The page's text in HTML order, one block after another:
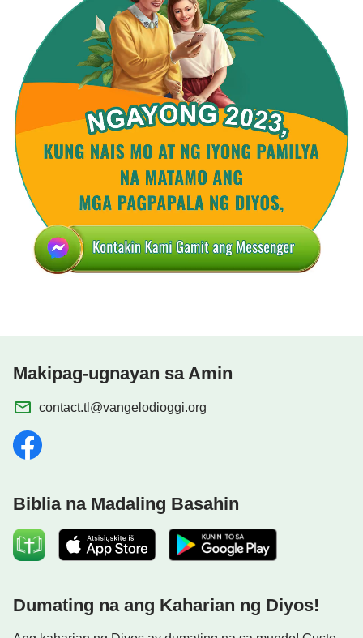
at ng katotohanang suwail sila.
Nalalaman nila kalooba't layon ng gawain Niya,
hiwagang 'di maunawaan,
dahilan ng katiwalian, at kanilang kapangitan.
Paghatol ito ang epekto,
katotohanan, daan at buhay ng Diyos ibinubunyag
sa tao.
Ito ang paghatol na ginawa ng Diyos.
Makipag-ugnayan sa Amin
contact.tl@vangelodioggi.org
Biblia na Madaling Basahin
Dumating na ang Kaharian ng Diyos!